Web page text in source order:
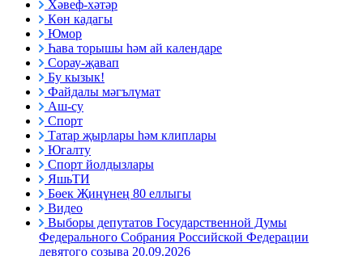
Хәвеф-хәтәр
Көн кадагы
Юмор
Һава торышы һәм ай календаре
Сорау-җавап
Бу кызык!
Файдалы мәгълүмат
Аш-су
Спорт
Татар җырлары һәм клиплары
Югалту
Спорт йолдызлары
ЯшьТИ
Бөек Җиңүнең 80 еллыгы
Видео
Выборы депутатов Государственной Думы
Федерального Собрания Российской Федерации
девятого созыва 20.09.2026